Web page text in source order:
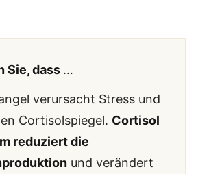
Sie, dass …
verursacht Stress und
Cortisolspiegel. Cortisol
reduziert die
und verändert